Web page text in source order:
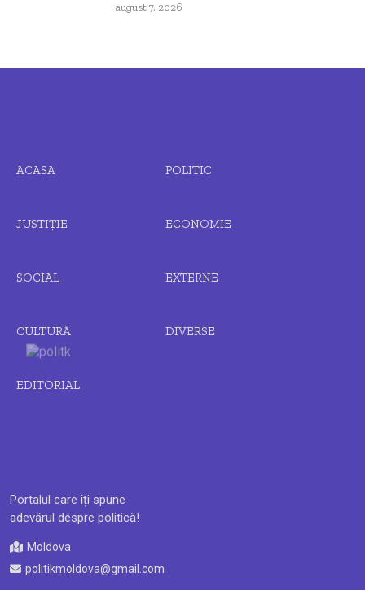
august 7, 2026
Portalul care îți spune
adevărul despre politică!
Moldova
politikmoldova@gmail.com
ACASA POLITIC
JUSTIȚIE ECONOMIE
SOCIAL EXTERNE
CULTURĂ DIVERSE
EDITORIAL